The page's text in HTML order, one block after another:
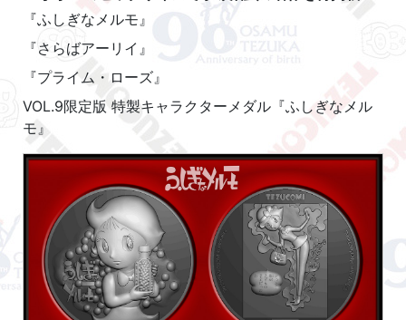
『ふしぎなメルモ』
『さらばアーリイ』
『プライム・ローズ』
VOL.9限定版 特製キャラクターメダル『ふしぎなメル
モ』